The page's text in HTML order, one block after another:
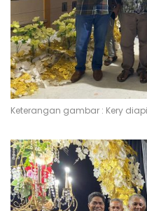
Keterangan gambar : Kery